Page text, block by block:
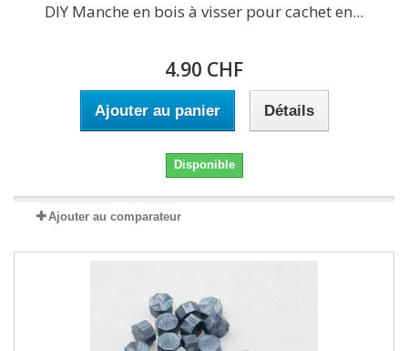
DIY Manche en bois à visser pour cachet en...
4.90 CHF
Ajouter au panier Détails
Disponible
Ajouter au comparateur